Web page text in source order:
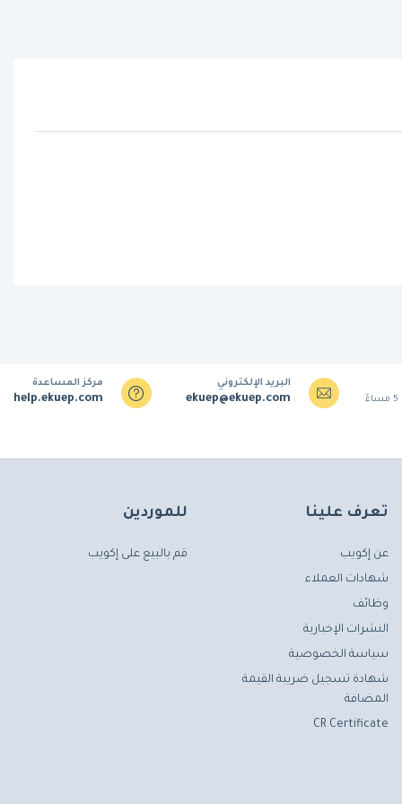
البريد الإلكتروني
ekuep@ekuep.com
مركز المساعدة
help.ekuep.com
تعرف علينا
عن إكويب
شهادات العملاء
وظائف
النشرات الإخبارية
سياسة الخصوصية
شهادة تسجيل ضريبة القيمة
المضافة
CR Certificate
للموردين
قم بالبيع على إكويب